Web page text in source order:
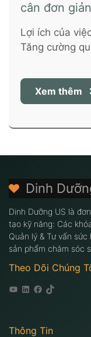
cân đơn giản
Lợi ích của
Tăng cường
Xem thêm
Dinh
Dinh Dưỡng US là
tạo kỹ năng: Các
Quản lý & Tư vấn
sản phẩm chăm sóc
Theo Dõi Chúng
Youtube
Linkedin
Facebook
Tiktok
Thông Tin